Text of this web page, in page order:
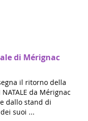
organisait avec
le colloque "Dons
graves et
di Mérignac
il ritorno della
da Mérignac
dallo stand di
suoi ...